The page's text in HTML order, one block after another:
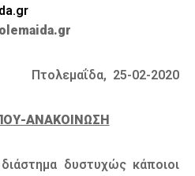
Πτολεμαΐδα, 25-02-2020
ΑΝΑΚΟΙΝΩΣΗ
δυστυχώς κάποιοι